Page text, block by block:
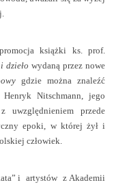
książki ks. prof.
dzieło wydaną przez nowe
gdzie można znaleźć
Nitschmann, jego
uwzględnieniem przede
epoki, w której żył i
człowiek.
i artystów z Akademii